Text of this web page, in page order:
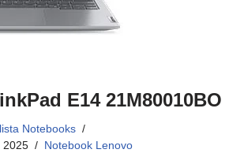
E14 21M80010BO
Notebooks
2025
Notebook Lenovo